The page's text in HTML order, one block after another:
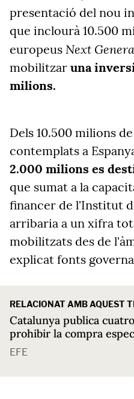
presentació del nou
que inclourà 10.500
europeus Next
mobilitzar una
milions.
Dels 10.500 milions
contemplats a
2.000 milions es
que sumat a la
financer de l'Institut
arribaria a un xifra
mobilitzats des de
explicat fonts
RELACIONAT AMB AQUEST
Catalunya publica
prohibir la compra
EFE